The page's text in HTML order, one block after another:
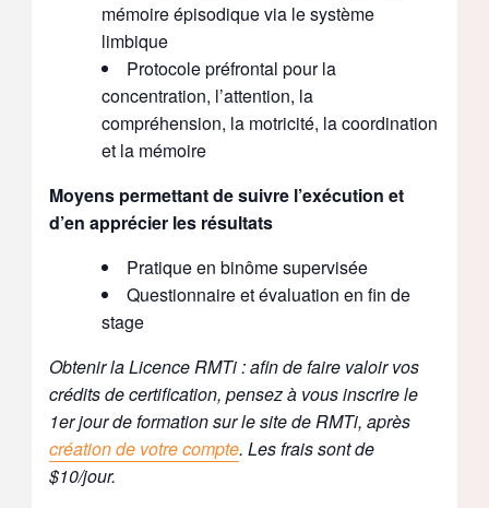
mémoire épisodique via le système
limbique
Protocole préfrontal pour la
concentration, l’attention, la
compréhension, la motricité, la coordination
et la mémoire
Moyens permettant de suivre l’exécution et
d’en apprécier les résultats
Pratique en binôme supervisée
Questionnaire et évaluation en fin de
stage
Obtenir la Licence RMTi : afin de faire valoir vos
crédits de certification, pensez à vous inscrire le
1er jour de formation sur le site de RMTi, après
création de votre compte. Les frais sont de
$10/jour.